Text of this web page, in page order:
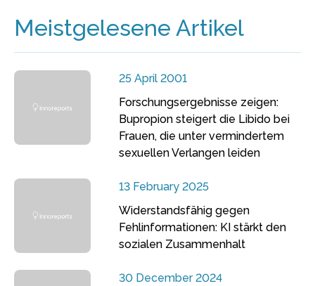
Meistgelesene Artikel
25 April 2001
Forschungsergebnisse zeigen:
Bupropion steigert die Libido bei
Frauen, die unter vermindertem
sexuellen Verlangen leiden
13 February 2025
Widerstandsfähig gegen
Fehlinformationen: KI stärkt den
sozialen Zusammenhalt
30 December 2024